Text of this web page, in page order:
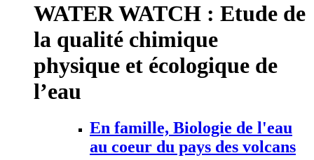
WATER WATCH : Etude de
la qualité chimique
physique et écologique de
l’eau
En famille, Biologie de l'eau
au coeur du pays des volcans